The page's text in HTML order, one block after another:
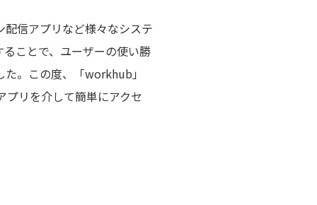
信アプリなど様々なシステ
ことで、ユーザーの使い勝
。この度、「workhub」
リを介して簡単にアクセ